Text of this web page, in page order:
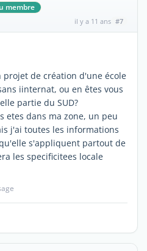
membre
il y a 11 ans #7
projet de création d'une école
iinternat, ou en êtes vous
partie du SUD?
etes dans ma zone, un peu
j'ai toutes les informations
s'appliquent partout de
les specificitees locale